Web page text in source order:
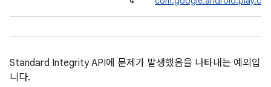
Standard Integrity API에 문제가 발생했음을 나타내는 예외입
니다.